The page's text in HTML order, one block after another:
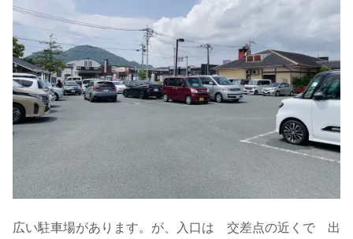
広い駐車場があります。が、入口は 交差点の近くで 出